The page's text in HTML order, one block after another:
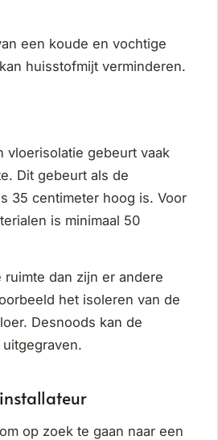
een koude en vochtige
huisstofmijt verminderen.
vloerisolatie gebeurt vaak
Dit gebeurt als de
35 centimeter hoog is. Voor
is minimaal 50
dan zijn er andere
het isoleren van de
Desnoods kan de
op zoek te gaan naar een